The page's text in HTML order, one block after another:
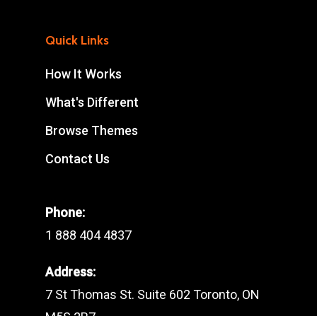
Quick Links
How It Works
What's Different
Browse Themes
Contact Us
Phone:
1 888 404 4837
Address:
7 St Thomas St. Suite 602 Toronto, ON